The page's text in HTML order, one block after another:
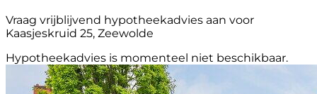
Vraag vrijblijvend hypotheekadvies aan voor
Kaasjeskruid 25, Zeewolde
Hypotheekadvies is momenteel niet beschikbaar.